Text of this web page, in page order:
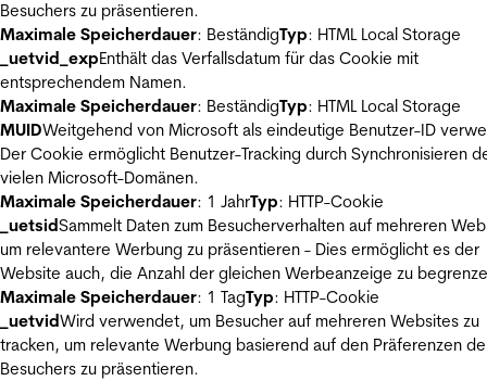
Besuchers zu präsentieren.
Maximale Speicherdauer: BeständigTyp: HTML Local Storage
_uetvid_expEnthält das Verfallsdatum für das Cookie mit
entsprechendem Namen.
Maximale Speicherdauer: BeständigTyp: HTML Local Storage
MUIDWeitgehend von Microsoft als eindeutige Benutzer-ID
Der Cookie ermöglicht Benutzer-Tracking durch Synchronisieren
vielen Microsoft-Domänen.
Maximale Speicherdauer: 1 JahrTyp: HTTP-Cookie
_uetsidSammelt Daten zum Besucherverhalten auf mehreren
um relevantere Werbung zu präsentieren - Dies ermöglicht es der
Website auch, die Anzahl der gleichen Werbeanzeige zu
Maximale Speicherdauer: 1 TagTyp: HTTP-Cookie
_uetvidWird verwendet, um Besucher auf mehreren Websites zu
tracken, um relevante Werbung basierend auf den Präferenzen
Besuchers zu präsentieren.